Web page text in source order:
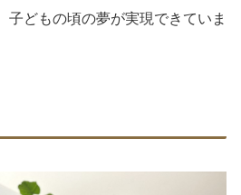
子どもの頃の夢が実現できていま